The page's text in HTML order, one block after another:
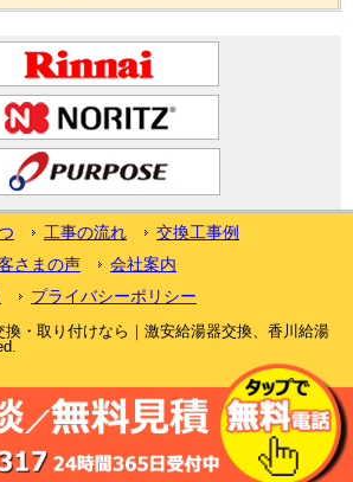
工事の流れ
交換工事例
さまの声
会社案内
プライバシーポリシー
・取り付けなら｜激安給湯器交換、香川給湯